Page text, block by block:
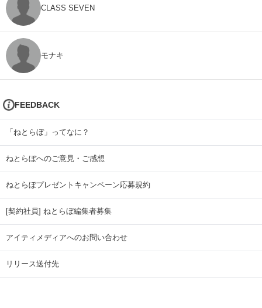
CLASS SEVEN
モナキ
FEEDBACK
「ねとらぼ」ってなに？
ねとらぼへのご意見・ご感想
ねとらぼプレゼントキャンペーン応募規約
[契約社員] ねとらぼ編集者募集
アイティメディアへのお問い合わせ
リリース送付先